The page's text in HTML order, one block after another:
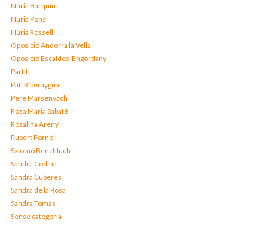
Núria Barquín
Núria Pons
Núria Rossell
Oposició Andorra la Vella
Oposició Escaldes-Engordany
Partit
Pati Riberaygua
Pere Marsenyach
Rosa Maria Sabaté
Rosalina Areny
Rupert Fornell
Salomó Benchluch
Sandra Codina
Sandra Cuberes
Sandra de la Rosa
Sandra Tomàs
Sense categoria